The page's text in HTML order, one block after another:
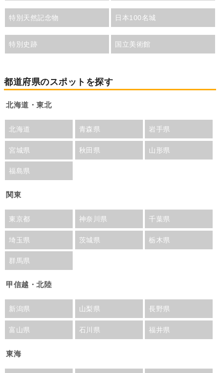
特別天然記念物 日本100名城
特別史跡 国立美術館
都道府県のスポットを探す
北海道・東北
北海道 青森県 岩手県
宮城県 秋田県 山形県
福島県
関東
東京都 神奈川県 千葉県
埼玉県 茨城県 栃木県
群馬県
甲信越・北陸
新潟県 山梨県 長野県
富山県 石川県 福井県
東海